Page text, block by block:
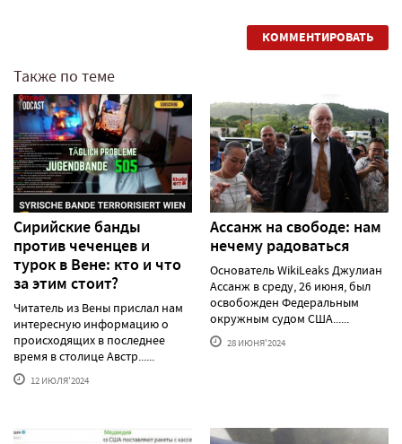
КОММЕНТИРОВАТЬ
Также по теме
Сирийские банды
против чеченцев и
турок в Вене: кто и что
за этим стоит?
Читатель из Вены прислал нам
интересную информацию о
происходящих в последнее
время в столице Австр......
12 ИЮЛЯ'2024
Ассанж на свободе: нам
нечему радоваться
Основатель WikiLeaks Джулиан
Ассанж в среду, 26 июня, был
освобожден Федеральным
окружным судом США......
28 ИЮНЯ'2024